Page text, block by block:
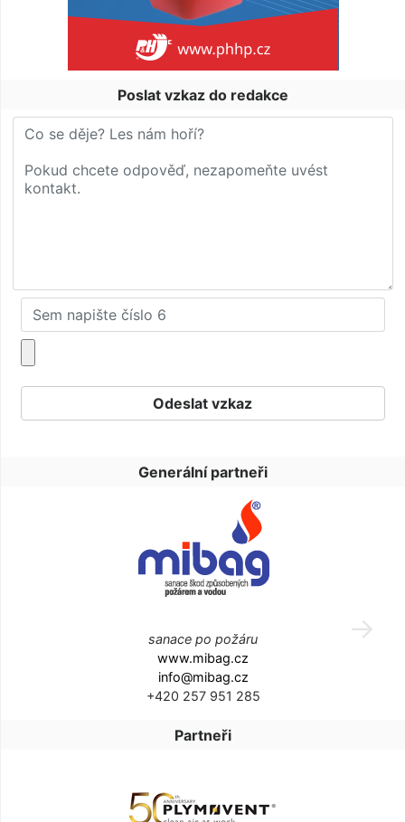
Poslat vzkaz do redakce
Generální partneři
sanace po požáru
www.mibag.cz
info@mibag.cz
+420 257 951 285
Partneři